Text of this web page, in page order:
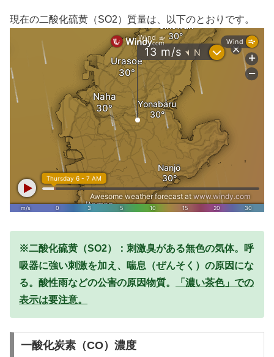
現在の二酸化硫黄（SO2）質量は、以下のとおりです。
※二酸化硫黄（SO2）：刺激臭がある無色の気体。呼
吸器に強い刺激を加え、喘息（ぜんそく）の原因にな
る。酸性雨などの公害の原因物質。
「濃い茶色」での
表示は要注意。
一酸化炭素（CO）濃度